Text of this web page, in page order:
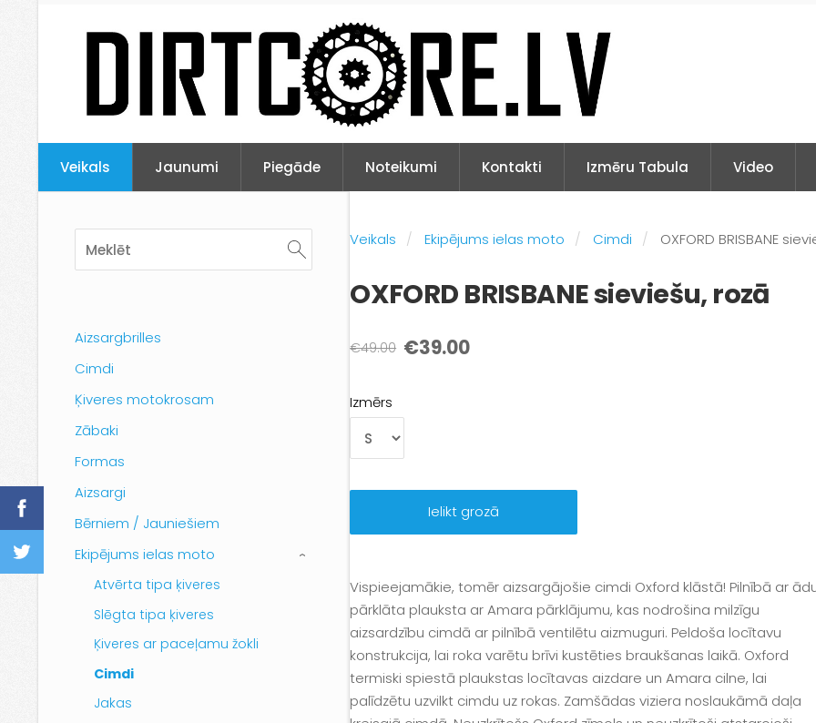
Veikals Jaunumi Piegāde Noteikumi Kontakti Izmēru Tabula Video
Aizsargbrilles
Cimdi
Ķiveres motokrosam
Zābaki
Formas
Aizsargi
Bērniem / Jauniešiem
Ekipējums ielas moto
Atvērta tipa ķiveres
Slēgta tipa ķiveres
Ķiveres ar paceļamu žokli
Cimdi
Jakas
›
Veikals Ekipējums ielas moto Cimdi OXFORD BRISBANE
OXFORD BRISBANE sieviešu, rozā
€49.00 €39.00
Izmērs
Ielikt grozā
Vispieejamākie, tomēr aizsargājošie cimdi Oxford klāstā! Pilnībā ar
pārklāta plauksta ar Amara pārklājumu, kas nodrošina milzīgu
aizsardzību cimdā ar pilnībā ventilētu aizmuguri. Peldoša locītavu
konstrukcija, lai roka varētu brīvi kustēties braukšanas laikā. Oxford
termiski spiestā plaukstas locītavas aizdare un Amara cilne, lai
palīdzētu uzvilkt cimdu uz rokas. Zamšādas viziera noslaukāmā daļa